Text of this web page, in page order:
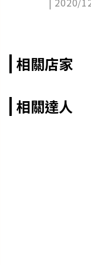
相關店家
相關達人